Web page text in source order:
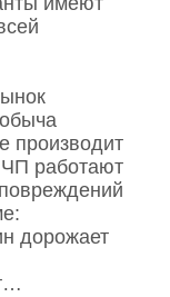
производит
работают
дорожает